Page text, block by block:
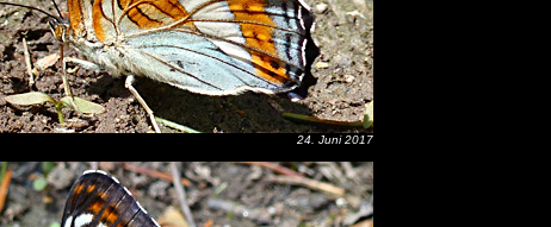
24. Juni 2017